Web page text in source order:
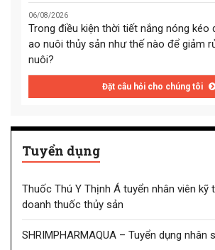
06/08/2026
Trong điều kiện thời tiết nắng nóng kéo
ao nuôi thủy sản như thế nào để giảm
nuôi?
Đặt câu hỏi cho chúng tôi
Tuyển dụng
Thuốc Thú Y Thịnh Á tuyển nhân viên kỹ
doanh thuốc thủy sản
SHRIMPHARMAQUA – Tuyển dụng nhân